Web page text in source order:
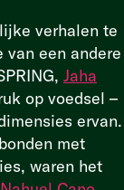
verhalen te
van een andere
Jaha
op voedsel –
ervan.
met
waren het